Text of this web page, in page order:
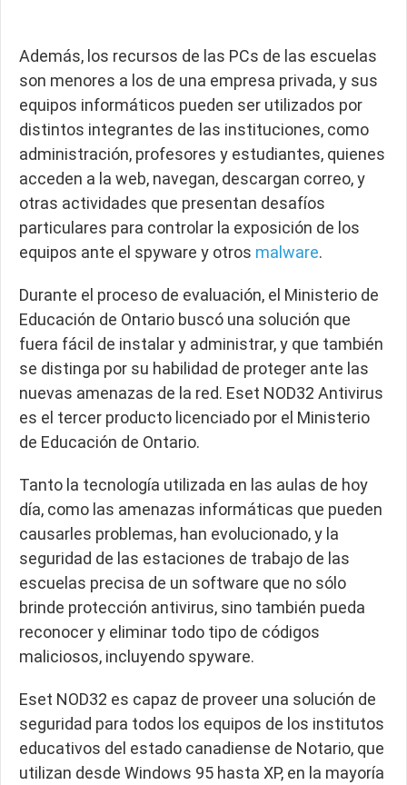
Además, los recursos de las PCs de las escuelas
son menores a los de una empresa privada, y sus
equipos informáticos pueden ser utilizados por
distintos integrantes de las instituciones, como
administración, profesores y estudiantes, quienes
acceden a la web, navegan, descargan correo, y
otras actividades que presentan desafíos
particulares para controlar la exposición de los
equipos ante el spyware y otros malware.
Durante el proceso de evaluación, el Ministerio de
Educación de Ontario buscó una solución que
fuera fácil de instalar y administrar, y que también
se distinga por su habilidad de proteger ante las
nuevas amenazas de la red. Eset NOD32 Antivirus
es el tercer producto licenciado por el Ministerio
de Educación de Ontario.
Tanto la tecnología utilizada en las aulas de hoy
día, como las amenazas informáticas que pueden
causarles problemas, han evolucionado, y la
seguridad de las estaciones de trabajo de las
escuelas precisa de un software que no sólo
brinde protección antivirus, sino también pueda
reconocer y eliminar todo tipo de códigos
maliciosos, incluyendo spyware.
Eset NOD32 es capaz de proveer una solución de
seguridad para todos los equipos de los institutos
educativos del estado canadiense de Notario, que
utilizan desde Windows 95 hasta XP, en la mayoría